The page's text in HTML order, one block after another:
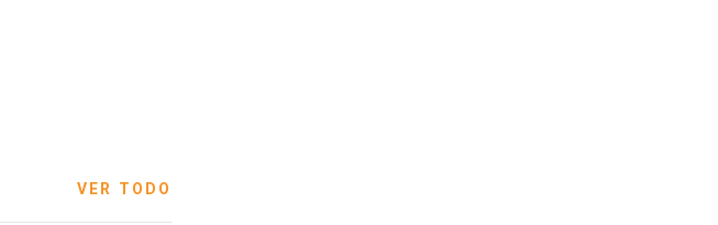
VER TODO